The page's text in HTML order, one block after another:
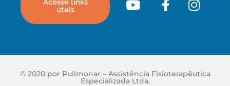
Acesse links
úteis
© 2020 por Pullmonar – Assistência Fisioterapêutica
Especializada Ltda.